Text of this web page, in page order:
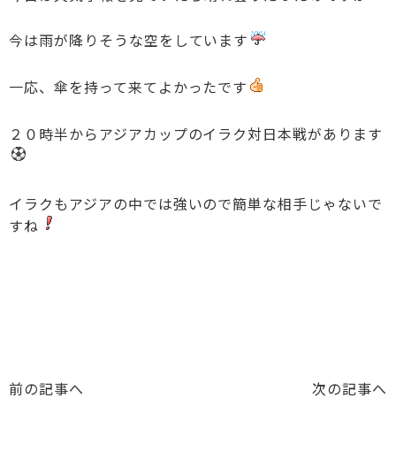
今は雨が降りそうな空をしています
一応、傘を持って来てよかったです
２０時半からアジアカップのイラク対日本戦があります
イラクもアジアの中では強いので簡単な相手じゃないで
すね
前の記事へ 次の記事へ